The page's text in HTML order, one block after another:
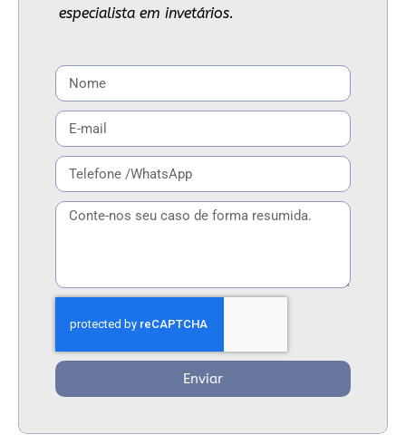
especialista em invetários.
Enviar